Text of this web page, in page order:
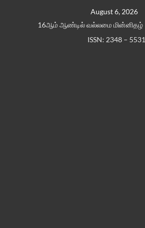
August 6, 2026
16ஆம் ஆண்டில் வல்லமை மின்னிதழ்
ISSN: 2348 – 5531